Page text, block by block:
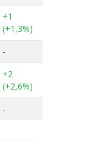
+1
(+1,3%)
-
+2
(+2,6%)
-